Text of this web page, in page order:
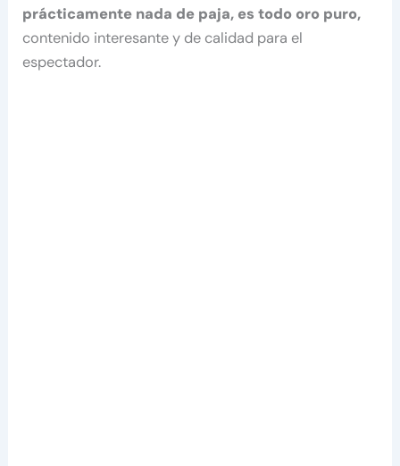
prácticamente nada de paja, es todo oro puro,
contenido interesante y de calidad para el
espectador.